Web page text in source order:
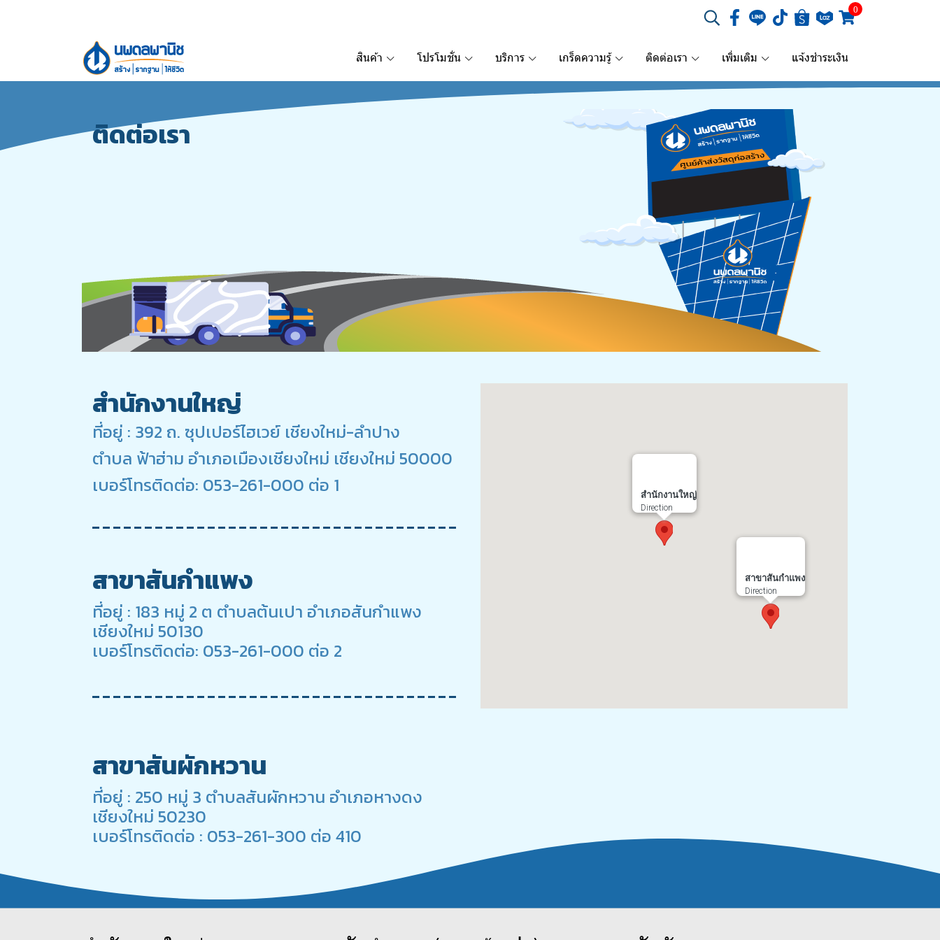
0
สินค้า โปรโมชั่น บริการ เกร็ดความรู้ ติดต่อเรา เพิ่มเติม แจ้งชำระเงิน
ติดต่อเรา
สำนักงานใหญ่
ที่อยู่ : 392 ถ. ซุปเปอร์ไฮเวย์ เชียงใหม่-ลำปาง
ตำบล ฟ้าฮ่าม อำเภอเมืองเชียงใหม่ เชียงใหม่ 50000
เบอร์โทรติดต่อ: 053-261-000 ต่อ 1
สาขาสันกำแพง
ที่อยู่ : 183 หมู่ 2 ต ตำบลต้นเปา อำเภอสันกำแพง
เชียงใหม่ 50130
เบอร์โทรติดต่อ: 053-261-000 ต่อ 2
สำนักงานใหญ่
Direction
สาขาสันกำแพง
Direction
สาขาสันผักหวาน
ที่อยู่ : 250 หมู่ 3 ตำบลสันผักหวาน อำเภอหางดง
เชียงใหม่ 50230
เบอร์โทรติดต่อ : 053-261-300 ต่อ 410